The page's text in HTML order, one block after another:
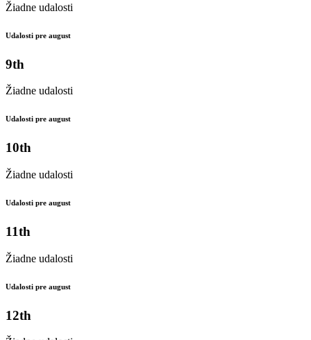
Žiadne udalosti
Udalosti pre august
9th
Žiadne udalosti
Udalosti pre august
10th
Žiadne udalosti
Udalosti pre august
11th
Žiadne udalosti
Udalosti pre august
12th